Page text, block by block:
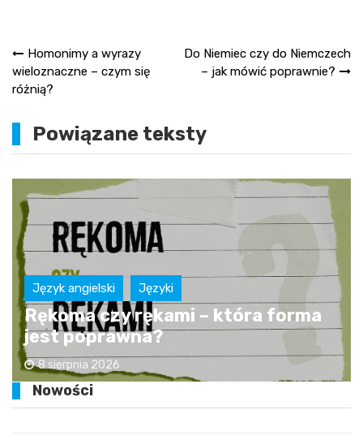
Nawigacja
wpisu
Homonimy a wyrazy
wieloznaczne – czym się
różnią?
Do Niemiec czy do Niemczech
– jak mówić poprawnie?
Powiązane teksty
Język angielski Języki
Rękoma czy rękami – która forma
jest poprawna?
8 sierpnia 2026
Nowości